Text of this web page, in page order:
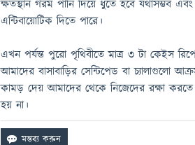
ক্ষতস্থান গরম পানি দিয়ে ধুতে হবে যথাসম্ভব
এন্টিবায়োটিক দিতে পারে।
এখন পর্যন্ত পুরো পৃথিবীতে মাত্র 3 টা কেইস
আমাদের বাসাবাড়ির সেন্টিপেড বা চ্যালাগুলো
কামড় দেয় আমাদের থেকে নিজেদের রক্ষা
হয় না।